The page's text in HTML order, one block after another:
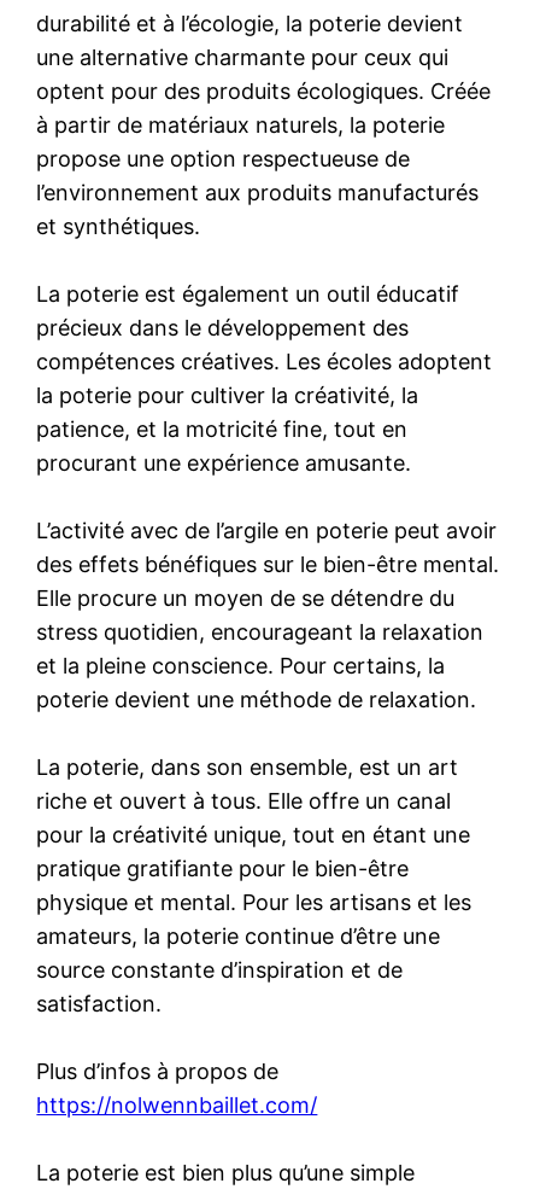
durabilité et à l’écologie, la poterie devient
une alternative charmante pour ceux qui
optent pour des produits écologiques. Créée
à partir de matériaux naturels, la poterie
propose une option respectueuse de
l’environnement aux produits manufacturés
et synthétiques.
La poterie est également un outil éducatif
précieux dans le développement des
compétences créatives. Les écoles adoptent
la poterie pour cultiver la créativité, la
patience, et la motricité fine, tout en
procurant une expérience amusante.
L’activité avec de l’argile en poterie peut avoir
des effets bénéfiques sur le bien-être mental.
Elle procure un moyen de se détendre du
stress quotidien, encourageant la relaxation
et la pleine conscience. Pour certains, la
poterie devient une méthode de relaxation.
La poterie, dans son ensemble, est un art
riche et ouvert à tous. Elle offre un canal
pour la créativité unique, tout en étant une
pratique gratifiante pour le bien-être
physique et mental. Pour les artisans et les
amateurs, la poterie continue d’être une
source constante d’inspiration et de
satisfaction.
Plus d’infos à propos de
https://nolwennbaillet.com/
La poterie est bien plus qu’une simple